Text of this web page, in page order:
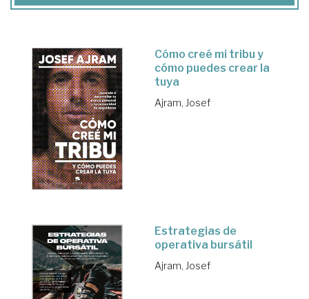
Cómo creé mi tribu y
cómo puedes crear la
tuya
Ajram, Josef
Estrategias de
operativa bursátil
Ajram, Josef